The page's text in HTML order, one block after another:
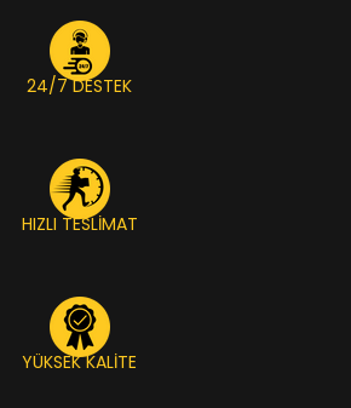
24/7 DESTEK
HIZLI TESLİMAT
YÜKSEK KALİTE